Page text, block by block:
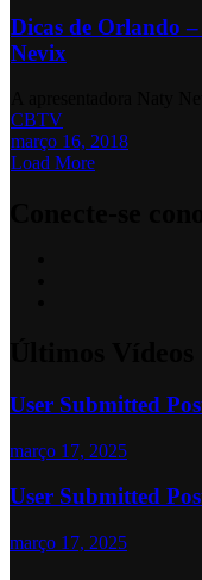
Dicas de Orlando
Nevix
CBTV
março 16, 2018
Load More
User Submitted
março 17, 2025
User Submitted
março 17, 2025